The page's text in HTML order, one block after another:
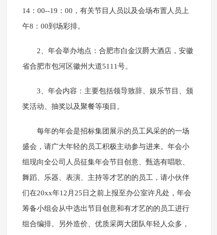
14：00--19：00，有关节目人员以及会场布置人员上
午8：00到场彩排。
2、年会举办地点：合肥市白金汉爵大酒店，安徽
省合肥市包河区徽州大道5111号。
3、年会内容：主要包括领导致辞、娱乐节目、颁
奖活动、抽奖以及聚餐等项目。
每年的年会是招标集团展示的员工风采的的一场
盛会，请广大年轻的员工积极主动参与进来。年会小
组现向全公司人员征集年会节目创意、甄选有唱歌、
舞蹈、乐器、表演、主持等才艺的的员工，请小伙伴
们在20xx年12月25日之前上报至办公室许凡处，年会
筹备小组会从中选出节目创意和有才艺的的员工进行
组合编排。另外造价、优质采两大团队年轻人众多，